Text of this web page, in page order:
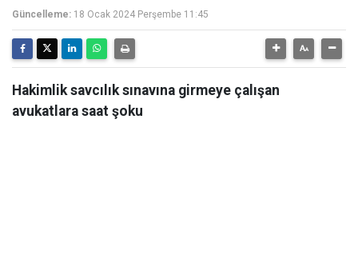
Güncelleme: 18 Ocak 2024 Perşembe 11:45
Hakimlik savcılık sınavına girmeye çalışan
avukatlara saat şoku